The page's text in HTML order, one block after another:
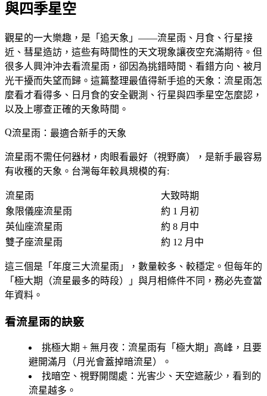
與四季星空
觀星的一大樂趣，是「追天象」——流星雨、月食、行星接
近、彗星造訪，這些有時間性的天文現象讓夜空充滿期待。但
很多人興沖沖去看流星雨，卻因為挑錯時間、看錯方向、被月
光干擾而失望而歸。這篇整理最值得新手追的天象：流星雨怎
麼看才看得多、日月食的安全觀測、行星與四季星空怎麼認，
以及上哪查正確的天象時間。
流星雨：最適合新手的天象
流星雨不需任何器材， 肉眼看最好 （視野廣），是新手最容易
有收穫的天象。台灣每年較具規模的有:
流星雨
大致時期
象限儀座流星雨
約 1 月初
英仙座流星雨
約 8 月中
雙子座流星雨
約 12 月中
這三個是「 年度三大流星雨 」，數量較多、較穩定。但每年的
「 極大期（流星最多的時段）
」與月相條件不同，務必先查當
年資料。
看流星雨的訣竅
挑極大期 + 無月夜 ：流星雨有「極大期」高峰，且要
避開滿月（月光會蓋掉暗流星）。
找暗空、視野開闊處 ：光害少、天空遮蔽少，看到的
流星越多。